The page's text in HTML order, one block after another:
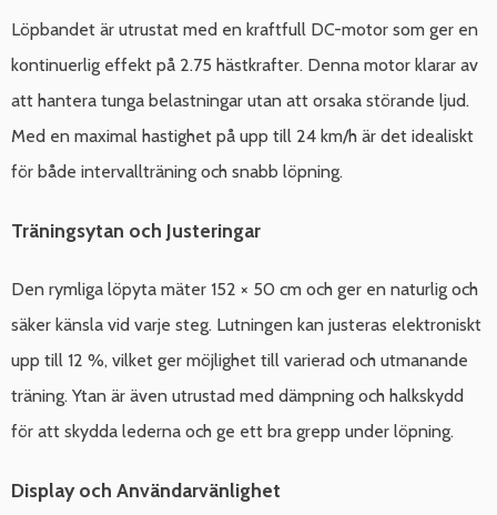
Löpbandet är utrustat med en kraftfull DC-motor som ger en
kontinuerlig effekt på 2.75 hästkrafter. Denna motor klarar av
att hantera tunga belastningar utan att orsaka störande ljud.
Med en maximal hastighet på upp till 24 km/h är det idealiskt
för både intervallträning och snabb löpning.
Träningsytan och Justeringar
Den rymliga löpyta mäter 152 × 50 cm och ger en naturlig och
säker känsla vid varje steg. Lutningen kan justeras elektroniskt
upp till 12 %, vilket ger möjlighet till varierad och utmanande
träning. Ytan är även utrustad med dämpning och halkskydd
för att skydda lederna och ge ett bra grepp under löpning.
Display och Användarvänlighet